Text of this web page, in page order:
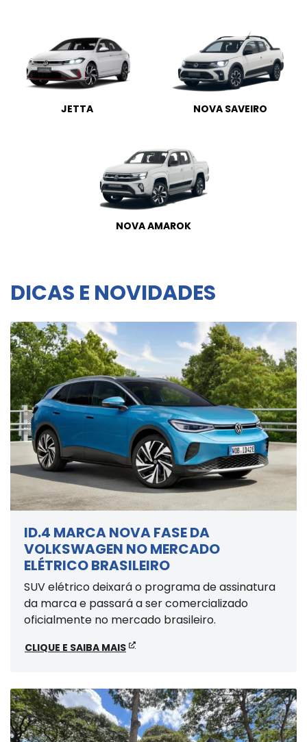
JETTA NOVA SAVEIRO
NOVA AMAROK
DICAS E NOVIDADES
ID.4 MARCA NOVA FASE DA
VOLKSWAGEN NO MERCADO
ELÉTRICO BRASILEIRO
SUV elétrico deixará o programa de assinatura
da marca e passará a ser comercializado
oficialmente no mercado brasileiro.
CLIQUE E SAIBA MAIS